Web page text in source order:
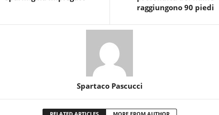
raggiungono 90 piedi
Spartaco Pascucci